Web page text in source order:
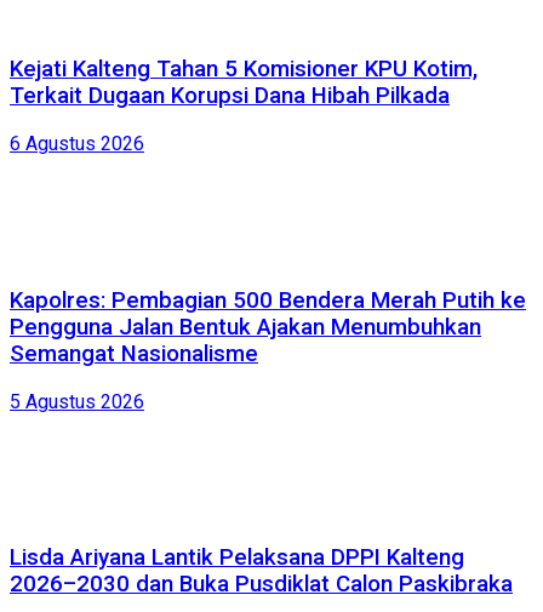
Kejati Kalteng Tahan 5 Komisioner KPU Kotim,
Terkait Dugaan Korupsi Dana Hibah Pilkada
6 Agustus 2026
Kapolres: Pembagian 500 Bendera Merah Putih ke
Pengguna Jalan Bentuk Ajakan Menumbuhkan
Semangat Nasionalisme
5 Agustus 2026
Lisda Ariyana Lantik Pelaksana DPPI Kalteng
2026–2030 dan Buka Pusdiklat Calon Paskibraka